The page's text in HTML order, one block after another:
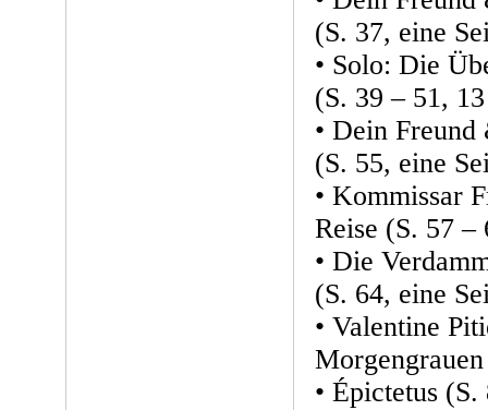
(S. 37, eine
• Solo: Die
(S. 39 – 51,
• Dein
(S. 55, eine
• Kommissar
Reise (S. 57 –
• Die
(S. 64, eine
• Valentine
• Épictetus